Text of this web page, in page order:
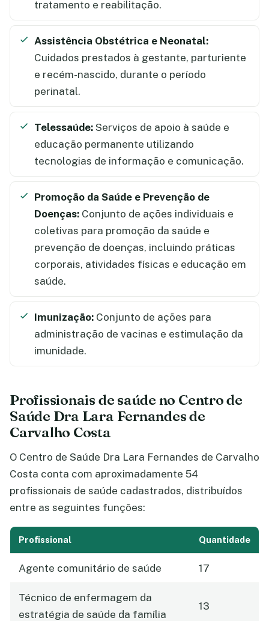
tratamento e reabilitação.
Assistência Obstétrica e Neonatal:
Cuidados prestados à gestante, parturiente
e recém-nascido, durante o período
perinatal.
Telessaúde: Serviços de apoio à saúde e
educação permanente utilizando
tecnologias de informação e comunicação.
Promoção da Saúde e Prevenção de
Doenças: Conjunto de ações individuais e
coletivas para promoção da saúde e
prevenção de doenças, incluindo práticas
corporais, atividades físicas e educação em
saúde.
Imunização: Conjunto de ações para
administração de vacinas e estimulação da
imunidade.
Profissionais de saúde no Centro de
Saúde Dra Lara Fernandes de
Carvalho Costa
O Centro de Saúde Dra Lara Fernandes de Carvalho
Costa conta com aproximadamente 54
profissionais de saúde cadastrados, distribuídos
entre as seguintes funções:
Profissional Quantidade
Agente comunitário de saúde 17
Técnico de enfermagem da
estratégia de saúde da família
13